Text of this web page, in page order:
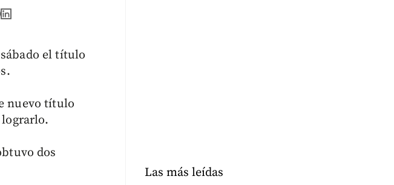
el título
nuevo título
dos
Las más leídas